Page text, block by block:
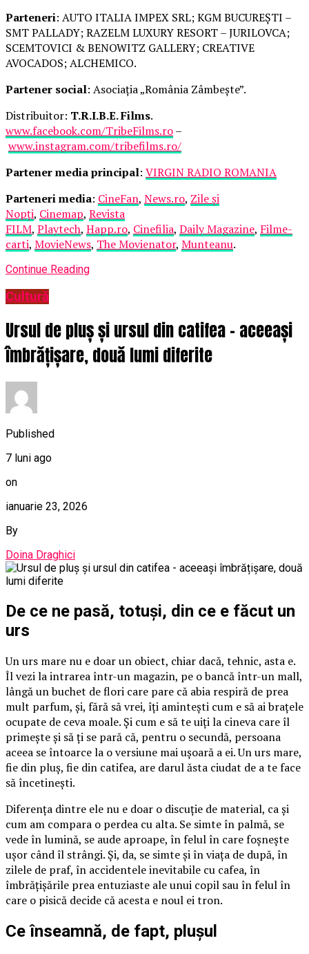
Parteneri: AUTO ITALIA IMPEX SRL; KGM BUCUREȘTI –
SMT PALLADY; RAZELM LUXURY RESORT – JURILOVCA;
SCEMTOVICI & BENOWITZ GALLERY; CREATIVE
AVOCADOS; ALCHEMICO.
Partener social: Asociația „România Zâmbește”.
Distribuitor: T.R.I.B.E. Films.
www.facebook.com/TribeFilms.ro–
www.instagram.com/tribefilms.ro/
Partener media principal: VIRGIN RADIO ROMANIA
Parteneri media: CineFan, News.ro, Zile și
Nopți, Cinemap, Revista
FILM, Playtech, Happ.ro, Cinefilia, Daily Magazine, Filme-
carti, MovieNews, The Movienator, Munteanu.
Continue Reading
Cultură
Ursul de pluș și ursul din catifea – aceeași
îmbrățișare, două lumi diferite
Published
7 luni ago
on
ianuarie 23, 2026
By
Doina Draghici
De ce ne pasă, totuși, din ce e făcut un
urs
Un urs mare nu e doar un obiect, chiar dacă, tehnic, asta e.
Îl vezi la intrarea într-un magazin, pe o bancă într-un mall,
lângă un buchet de flori care pare că abia respiră de prea
mult parfum, și, fără să vrei, îți amintești cum e să ai brațele
ocupate de ceva moale. Și cum e să te uiți la cineva care îl
primește și să ți se pară că, pentru o secundă, persoana
aceea se întoarce la o versiune mai ușoară a ei. Un urs mare,
fie din pluș, fie din catifea, are darul ăsta ciudat de a te face
să încetinești.
Diferența dintre ele nu e doar o discuție de material, ca și
cum am compara o perdea cu alta. Se simte în palmă, se
vede în lumină, se aude aproape, în felul în care foșnește
ușor când îl strângi. Și, da, se simte și în viața de după, în
zilele de praf, în accidentele inevitabile cu cafea, în
îmbrățișările prea entuziaste ale unui copil sau în felul în
care o pisică decide că acesta e noul ei tron.
Ce înseamnă, de fapt, plușul